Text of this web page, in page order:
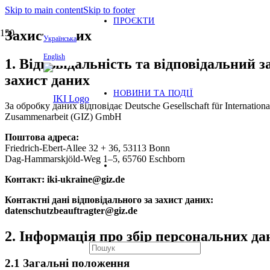
Skip to main contentSkip to footer
Українська
English
ПРОЄКТИ
НОВИНИ ТА ПОДІЇ
Захист даних
1. Відповідальність та відповідальний
захист даних
За обробку даних відповідає Deutsche Gesellschaft für
Zusam­me­nar­beit (GIZ) GmbH
Поштова адреса:
Friedrich-Ebert-Allee 32 + 36, 53113 Bonn
Dag-Ham­marskjöld-Weg 1–5, 65760 Eschborn
Контакт: iki-ukraine@giz.de
Контактні дані відповідального за захист даних:
datenschutzbeauftragter@giz.de
2. Інформація про збір персональних
2.1 Загальні положення